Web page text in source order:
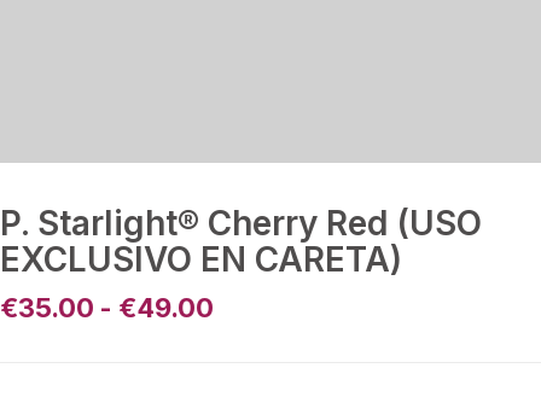
P. Starlight® Cherry Red (USO
EXCLUSIVO EN CARETA)
€35.00 - €49.00